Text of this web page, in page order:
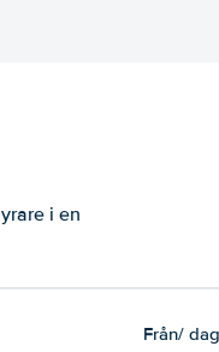
i en
Från/ dag